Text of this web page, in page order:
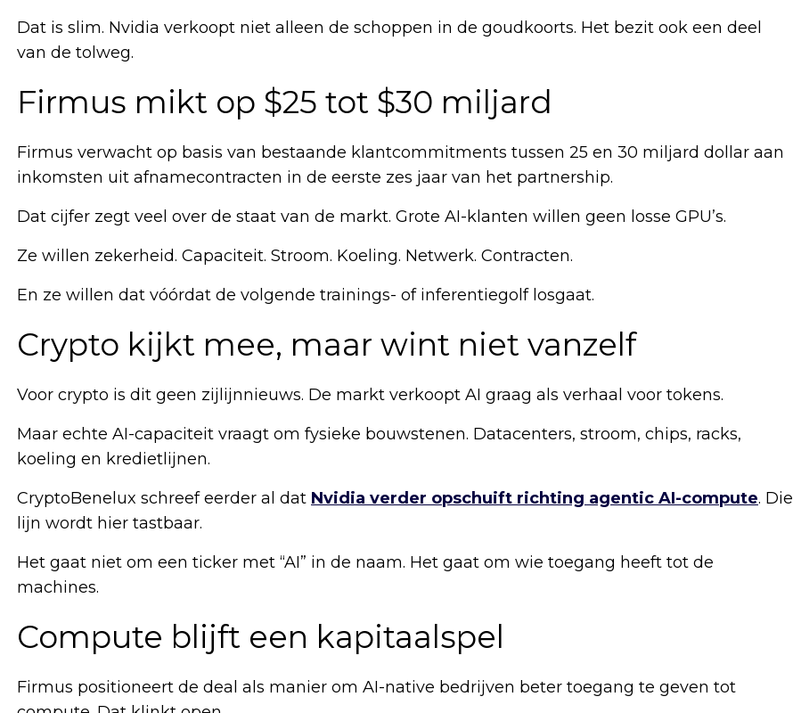
Dat is slim. Nvidia verkoopt niet alleen de schoppen in de goudkoorts. Het bezit ook een deel
van de tolweg.
Firmus mikt op $25 tot $30 miljard
Firmus verwacht op basis van bestaande klantcommitments tussen 25 en 30 miljard dollar aan
inkomsten uit afnamecontracten in de eerste zes jaar van het partnership.
Dat cijfer zegt veel over de staat van de markt. Grote AI-klanten willen geen losse GPU’s.
Ze willen zekerheid. Capaciteit. Stroom. Koeling. Netwerk. Contracten.
En ze willen dat vóórdat de volgende trainings- of inferentiegolf losgaat.
Crypto kijkt mee, maar wint niet vanzelf
Voor crypto is dit geen zijlijnnieuws. De markt verkoopt AI graag als verhaal voor tokens.
Maar echte AI-capaciteit vraagt om fysieke bouwstenen. Datacenters, stroom, chips, racks,
koeling en kredietlijnen.
CryptoBenelux schreef eerder al dat Nvidia verder opschuift richting agentic AI-compute. Die
lijn wordt hier tastbaar.
Het gaat niet om een ticker met “AI” in de naam. Het gaat om wie toegang heeft tot de
machines.
Compute blijft een kapitaalspel
Firmus positioneert de deal als manier om AI-native bedrijven beter toegang te geven tot